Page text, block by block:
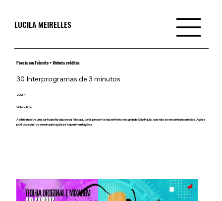
LUCILA MEIRELLES
Poesia em Trânsito • Vinheta créditos
30 Interprogramas de 3 minutos
2024
A série mostra uma cartografia da poesia falada autoral, presente na periferia e na grande São Paulo, que não se encontra nas mídias. Ações
poéticas que trazem inquietações e experimentações.
Video Arte